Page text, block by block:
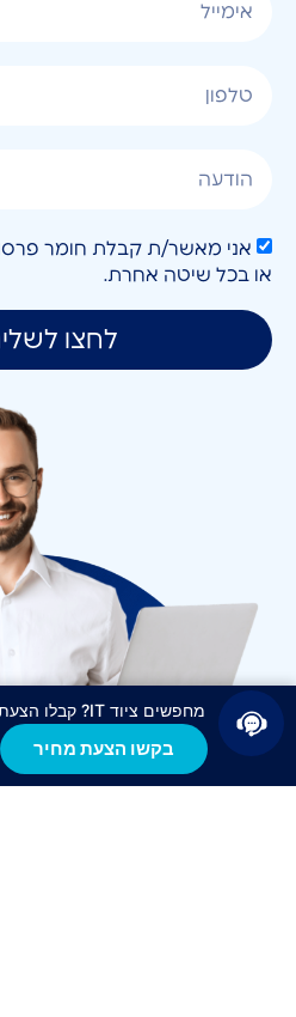
או בכל שיטה אחרת.
לחצו
מחפשים ציוד IT? קבלו הצעת מחיר תוך 24 שעות!
בקשו הצעת מחיר